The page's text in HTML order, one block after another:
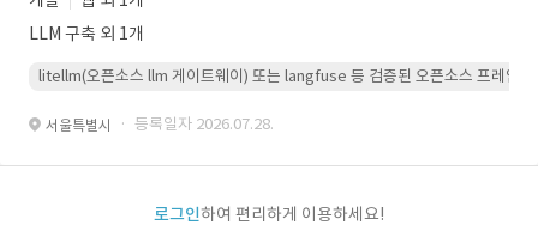
LLM 구축 외 1개
litellm(오픈소스 llm 게이트웨이) 또는 langfuse 등 검증된 오픈소스 프레임워
서울특별시 · 등록일자 2026.07.28.
로그인하여 편리하게 이용하세요!